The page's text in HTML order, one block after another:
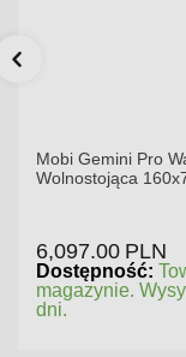
Mobi Gemini Pro
Wolnostojąca
6,097.00 PLN
Dostępność:
magazynie.
dni.